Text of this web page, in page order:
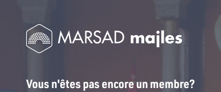
Vous n'êtes pas encore un membre?